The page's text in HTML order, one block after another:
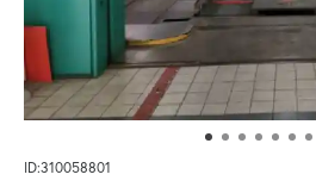
ID:310058801